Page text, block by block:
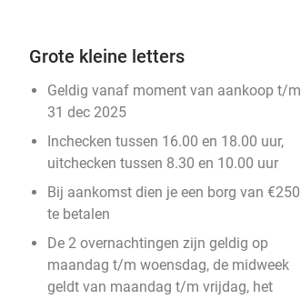
Grote kleine letters
Geldig vanaf moment van aankoop t/m
31 dec 2025
Inchecken tussen 16.00 en 18.00 uur,
uitchecken tussen 8.30 en 10.00 uur
Bij aankomst dien je een borg van €250
te betalen
De 2 overnachtingen zijn geldig op
maandag t/m woensdag, de midweek
geldt van maandag t/m vrijdag, het